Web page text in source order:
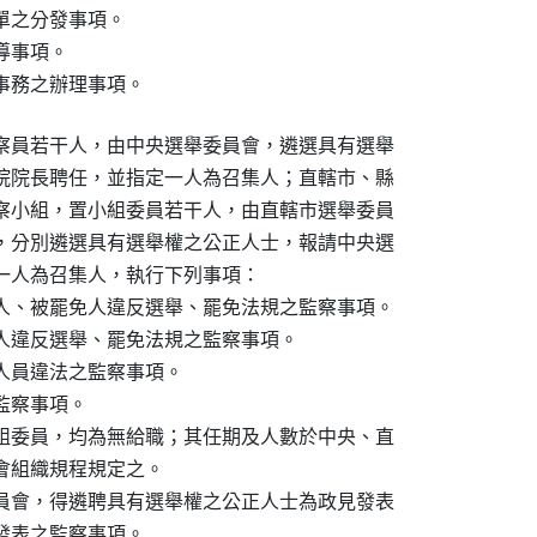
之分發事項。
事項。
務之辦理事項。
員若干人，由中央選舉委員會，遴選具有選舉
院長聘任，並指定一人為召集人；直轄市、縣
小組，置小組委員若干人，由直轄市選舉委員
分別遴選具有選舉權之公正人士，報請中央選
為召集人，執行下列事項：
被罷免人違反選舉、罷免法規之監察事項。
反選舉、罷免法規之監察事項。
員違法之監察事項。
察事項。
委員，均為無給職；其任期及人數於中央、直
組織規程規定之。
會，得遴聘具有選舉權之公正人士為政見發表